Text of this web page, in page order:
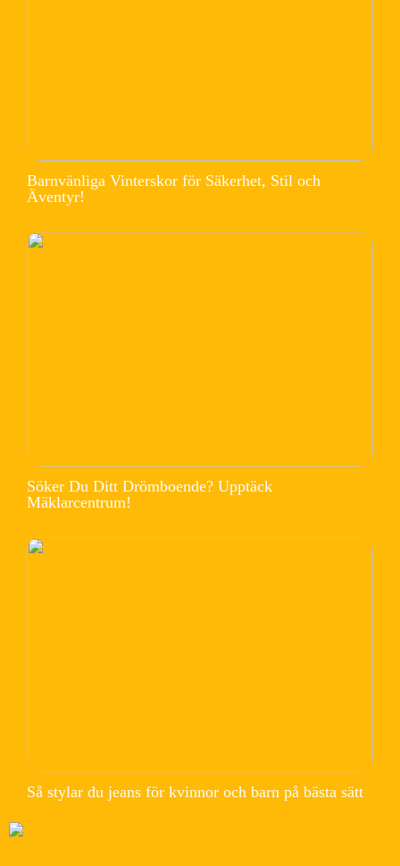
Barnvänliga Vinterskor för Säkerhet, Stil och
Äventyr!
Söker Du Ditt Drömboende? Upptäck
Mäklarcentrum!
Så stylar du jeans för kvinnor och barn på bästa sätt